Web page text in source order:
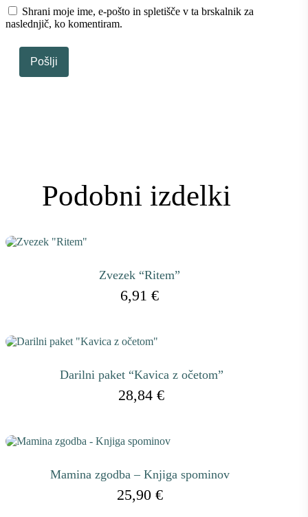
Shrani moje ime, e-pošto in spletišče v ta brskalnik za
naslednjič, ko komentiram.
Podobni izdelki
Zvezek “Ritem”
6,91€
Darilni paket “Kavica z očetom”
28,84€
Mamina zgodba – Knjiga spominov
25,90 €